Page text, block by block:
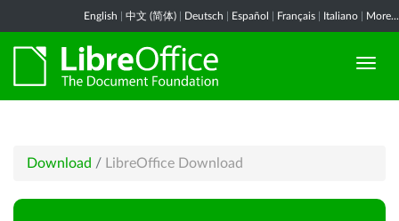
English 中文 (简体) Deutsch Español Français Italiano More...
Download / LibreOffice Download